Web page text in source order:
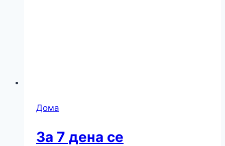
Дома
За 7 дена се